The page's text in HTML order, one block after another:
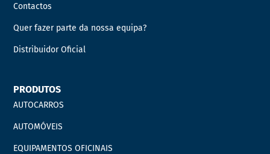
Contactos
Quer fazer parte da nossa equipa?
Distribuidor Oficial
PRODUTOS
AUTOCARROS
AUTOMÓVEIS
EQUIPAMENTOS OFICINAIS